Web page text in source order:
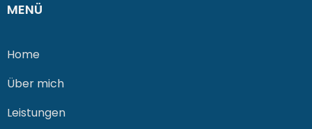
MENÜ
Home
Über mich
Leistungen